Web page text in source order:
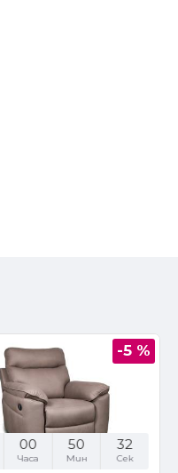
-5 %
00
Часа
50
Мин
31
Сек